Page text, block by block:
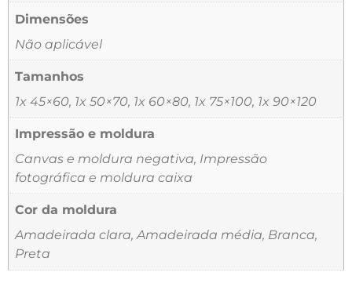
Dimensões
Não aplicável
Tamanhos
1x 45×60, 1x 50×70, 1x 60×80, 1x 75×100, 1x 90×120
Impressão e moldura
Canvas e moldura negativa, Impressão
fotográfica e moldura caixa
Cor da moldura
Amadeirada clara, Amadeirada média, Branca,
Preta